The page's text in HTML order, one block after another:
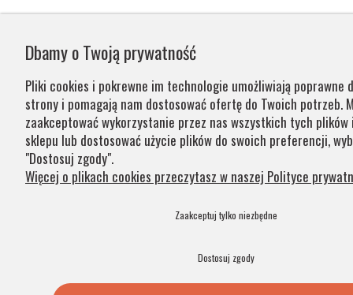
Dbamy o Twoją prywatność
Pliki cookies i pokrewne im technologie umożliwiają poprawne
strony i pomagają nam dostosować ofertę do Twoich potrzeb.
zaakceptować wykorzystanie przez nas wszystkich tych plików
sklepu lub dostosować użycie plików do swoich preferencji,
"Dostosuj zgody".
Więcej o plikach cookies przeczytasz w naszej Polityce
Zaakceptuj tylko niezbędne
Dostosuj zgody